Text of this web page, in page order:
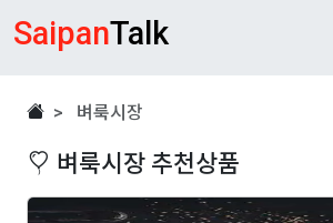
SaipanTalk
> 벼룩시장
벼룩시장 추천상품